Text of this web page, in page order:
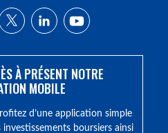
À PRÉSENT NOTRE
MOBILE
d’une application simple
boursiers ainsi